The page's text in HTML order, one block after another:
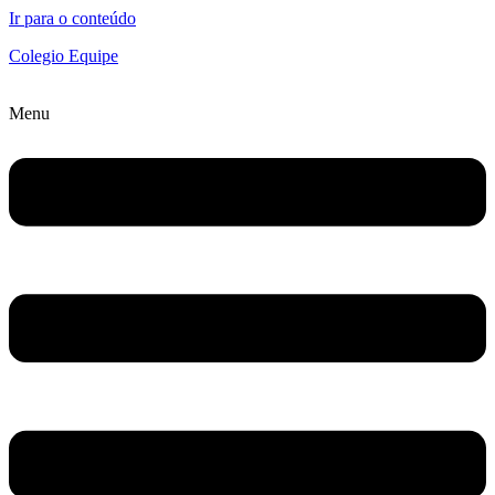
Ir para o conteúdo
Colegio Equipe
Menu